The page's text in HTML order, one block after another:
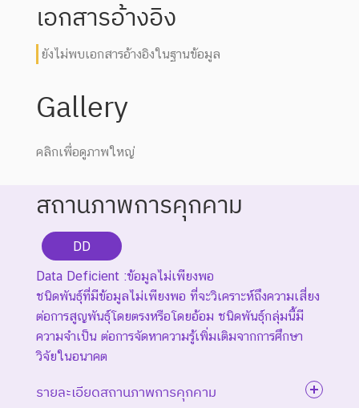
เอกสารอ้างอิง
ยังไม่พบเอกสารอ้างอิงในฐานข้อมูล
Gallery
คลิกเพื่อดูภาพใหญ่
สถานภาพการคุกคาม
DD
Data Deficient :ข้อมูลไม่เพียงพอ
ชนิดพันธุ์ที่มีข้อมูลไม่เพียงพอ ที่จะวิเคราะห์ถึงความเสี่ยง
ต่อการสูญพันธุ์โดยตรงหรือโดยอ้อม ชนิดพันธุ์กลุ่มนี้มี
ความจำเป็น ต่อการจัดหาความรู้เพิ่มเติมจากการศึกษา
วิจัยในอนาคต
รายละเอียดสถานภาพการคุกคาม